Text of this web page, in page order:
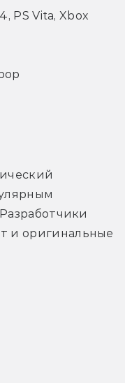
PS Vita, Xbox
и оригинальные